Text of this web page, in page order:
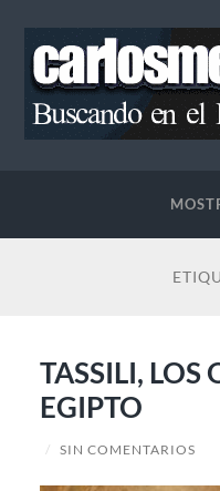
TASSILI, LOS
EGIPTO
/ SIN COMENTARIOS